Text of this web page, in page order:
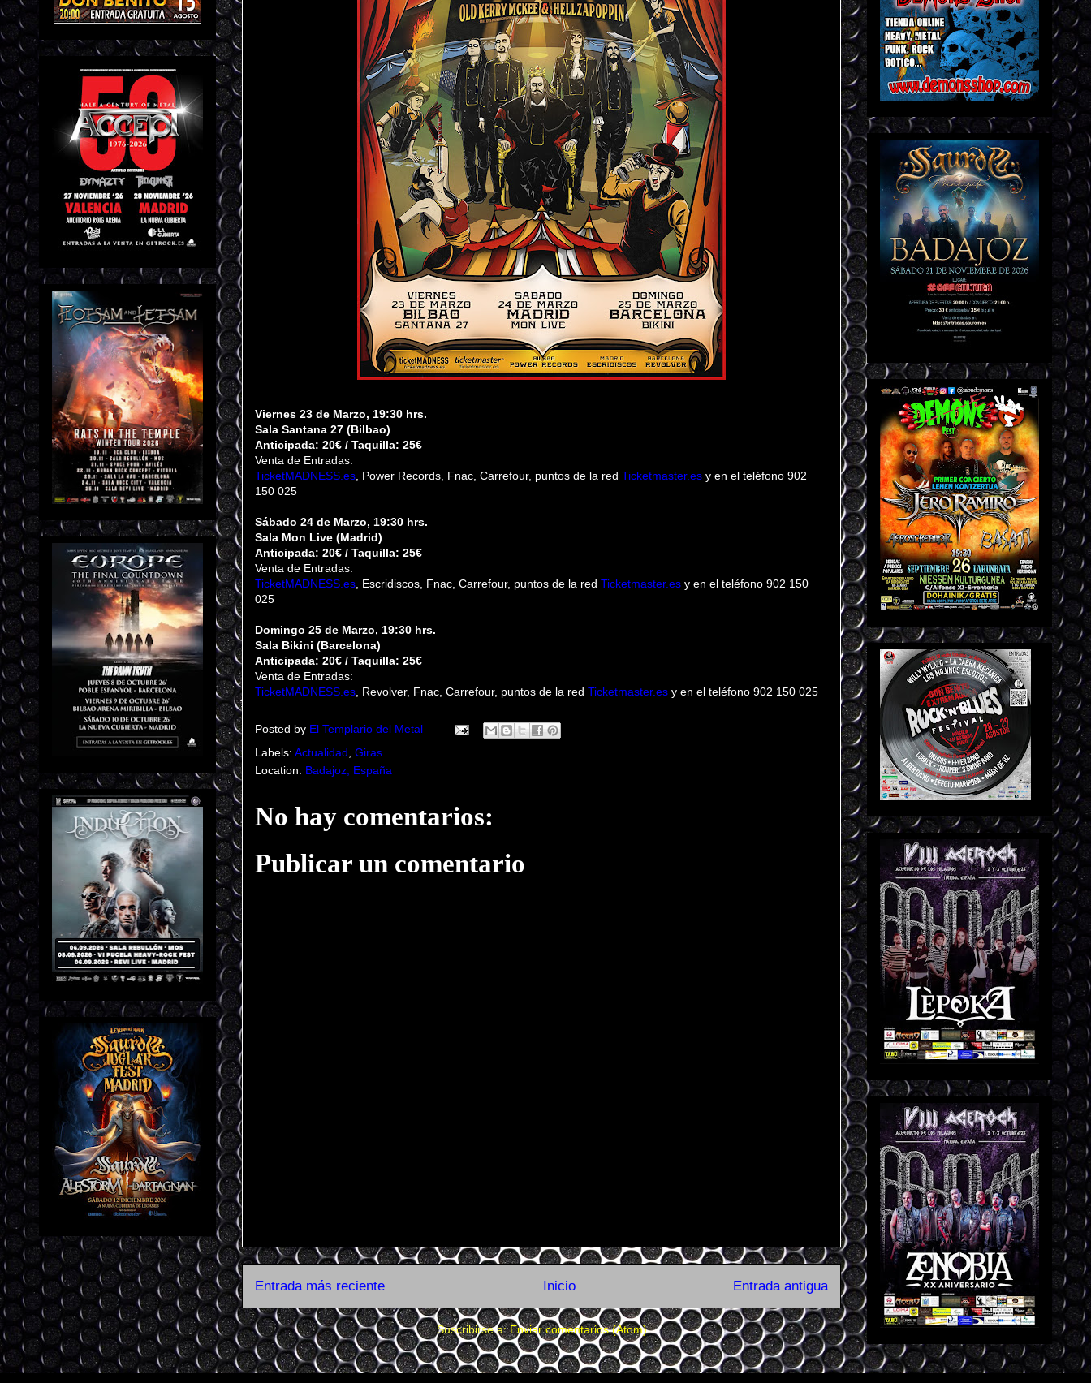
Viernes 23 de Marzo, 19:30 hrs.
Sala Santana 27 (Bilbao)
Anticipada: 20€ / Taquilla: 25€
Venta de Entradas:
TicketMADNESS.es , Power Records, Fnac, Carrefour, puntos de la red Ticketmaster.es y en el teléfono 902
150 025
Sábado 24 de Marzo, 19:30 hrs.
Sala Mon Live (Madrid)
Anticipada: 20€ / Taquilla: 25€
Venta de Entradas:
TicketMADNESS.es , Escridiscos, Fnac, Carrefour, puntos de la red Ticketmaster.es y en el teléfono 902 150
025
Domingo 25 de Marzo, 19:30 hrs.
Sala Bikini (Barcelona)
Anticipada: 20€ / Taquilla: 25€
Venta de Entradas:
TicketMADNESS.es , Revolver, Fnac, Carrefour, puntos de la red Ticketmaster.es y en el teléfono 902 150 025
Posted by El Templario del Metal
Labels: Actualidad Giras
Location: Badajoz, España
No hay comentarios:
Publicar un comentario
Entrada más reciente Entrada antigua
Inicio
Suscribirse a:Enviar comentarios (Atom)